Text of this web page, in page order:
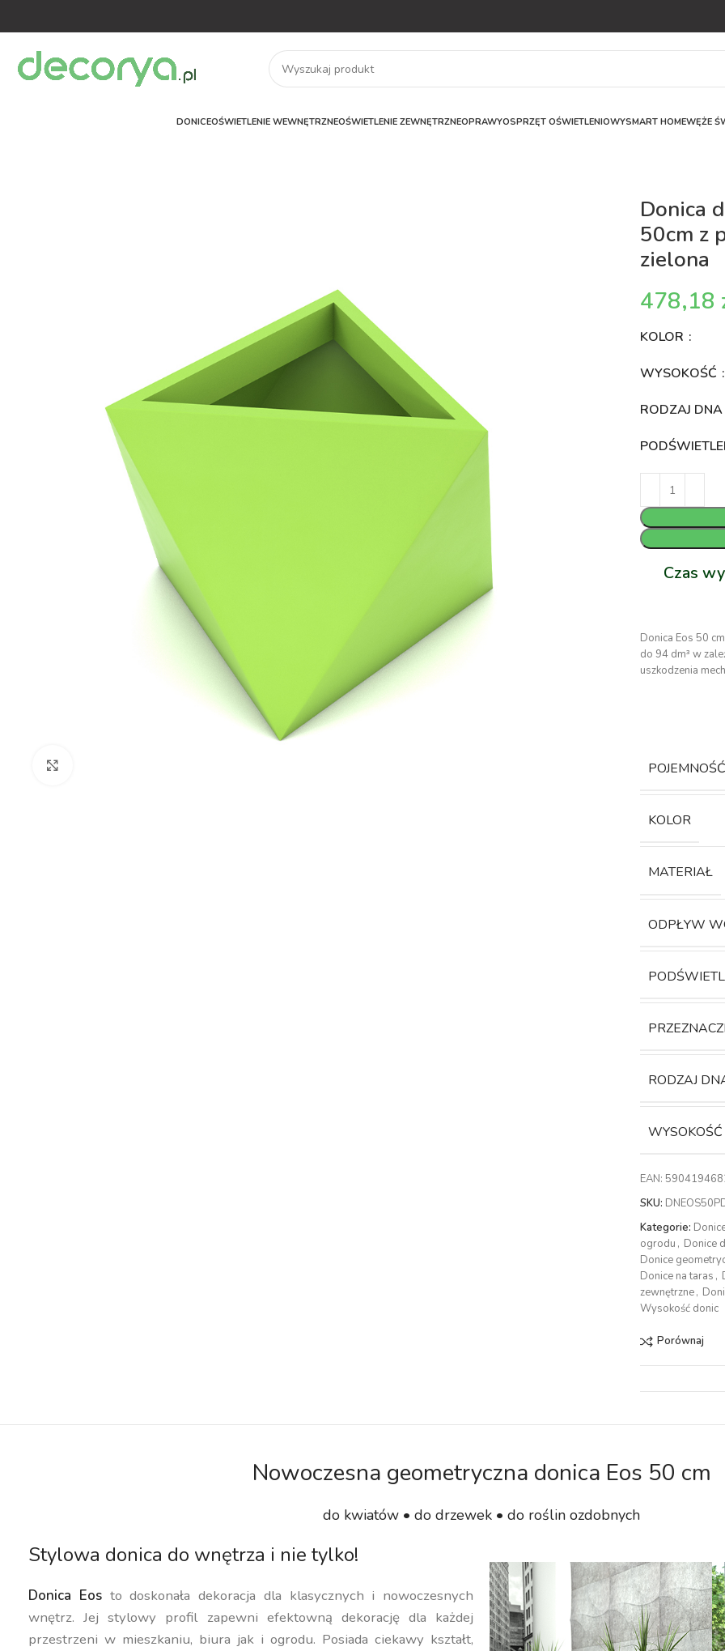
DONICEOŚWIETLENIE WEWNĘTRZNEOŚWIETLENIE ZEWNĘTRZNEOPRAWYOSPRZĘT OŚWIETLENIOWYSMART HOMEWĘŻE
Donica
50cm z
zielona
KOLOR
WYSOKOŚĆ
RODZAJ DNA
Czas
Donica Eos 50
do 94 dm³ w
uszkodzenia
POJEMNOŚĆ
KOLOR
MATERIAŁ
ODPŁYW
RODZAJ
WYSOKOŚĆ
EAN:
SKU:
Kategorie:
ogrodu , Donice
Donice
Donice na taras ,
zewnętrzne,
Wysokość donic
Porównaj
Nowoczesna geometryczna donica Eos 50 cm
do kwiatów • do drzewek • do roślin ozdobnych
Stylowa donica do wnętrza i nie tylko!
Donica Eos to doskonała dekoracja dla klasycznych i nowoczesnych
wnętrz. Jej stylowy profil zapewni efektowną dekorację dla każdej
przestrzeni w mieszkaniu, biura jak i ogrodu. Posiada ciekawy kształt,